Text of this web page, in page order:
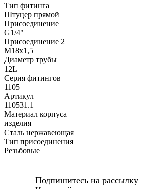
Тип фитинга
Штуцер прямой
Присоединение
G1/4"
Присоединение 2
M18x1,5
Диаметр трубы
12L
Серия фитингов
1105
Артикул
110531.1
Материал корпуса
изделия
Сталь нержавеющая
Тип присоединения
Резьбовые
Подпишитесь на рассылку